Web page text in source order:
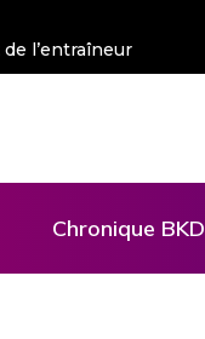
l’entraîneur
Chronique BKD